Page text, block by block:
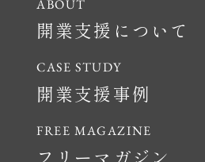
開業支援について
開業支援事例
フリーマガジン